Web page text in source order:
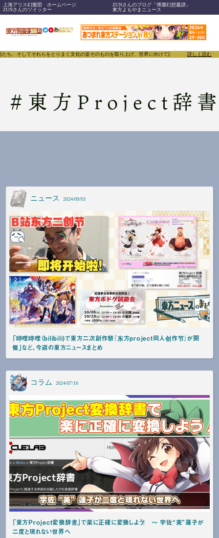
上海アリス幻樂団 ホームページ
ZUNさんのブログ「博麗幻想書譜」
ZUNさんのツイッター
東方よもやまニュース
してそれらをとりまく文化の姿そのものを取り上げ、世界に向けて誇らしく発信することで
詳しく読む
# 東方Project辞
ニュース 2024/09/03
「哔哩哔哩（bilibili)で東方二次創作祭『东方project同人创作节』が開
催」など、今週の東方ニュースまとめ
コラム 2024/07/16
「東方Project変換辞書」で楽に正確に変換しよう！ ～ 宇佐“美”蓮子が
二度と現れない世界へ